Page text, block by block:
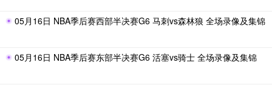
05月16日 NBA季后赛西部半决赛G6 马刺vs森林狼 全场录像及集锦
05月16日 NBA季后赛东部半决赛G6 活塞vs骑士 全场录像及集锦